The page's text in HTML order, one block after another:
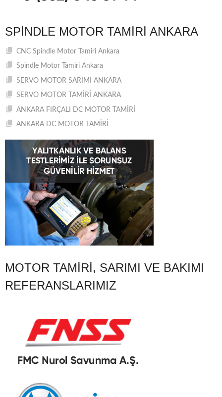
SPINDLE MOTOR TAMIRI ANKARA
CNC Spindle Motor Tamiri Ankara
Spindle Motor Tamiri Ankara
SERVO MOTOR SARIMI ANKARA
SERVO MOTOR TAMİRİ ANKARA
ANKARA FIRÇALI DC MOTOR TAMİRİ
ANKARA DC MOTOR TAMİRİ
MOTOR TAMIRI, SARIMI VE BAKIMI
REFERANSLARIMIZ